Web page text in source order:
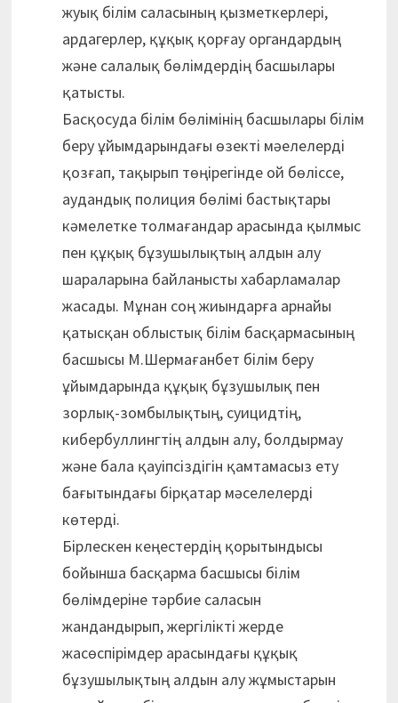
жуық білім саласының қызметкерлері,
ардагерлер, құқық қорғау органдардың
және салалық бөлімдердің басшылары
қатысты.
Басқосуда білім бөлімінің басшылары білім
беру ұйымдарындағы өзекті мәелелерді
қозғап, тақырып төңірегінде ой бөліссе,
аудандық полиция бөлімі бастықтары
кәмелетке толмағандар арасында қылмыс
пен құқық бұзушылықтың алдын алу
шараларына байланысты хабарламалар
жасады. Мұнан соң жиындарға арнайы
қатысқан облыстық білім басқармасының
басшысы М.Шермағанбет білім беру
ұйымдарында құқық бұзушылық пен
зорлық-зомбылықтың, суицидтің,
кибербуллингтің алдын алу, болдырмау
және бала қауіпсіздігін қамтамасыз ету
бағытындағы бірқатар мәселелерді
көтерді.
Бірлескен кеңестердің қорытындысы
бойынша басқарма басшысы білім
бөлімдеріне тәрбие саласын
жандандырып, жергілікті жерде
жасөспірімдер арасындағы құқық
бұзушылықтың алдын алу жұмыстарын